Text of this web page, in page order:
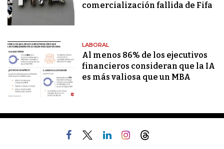
comercialización fallida de Fifa
LABORAL
Al menos 86% de los ejecutivos
financieros consideran que la IA
es más valiosa que un MBA